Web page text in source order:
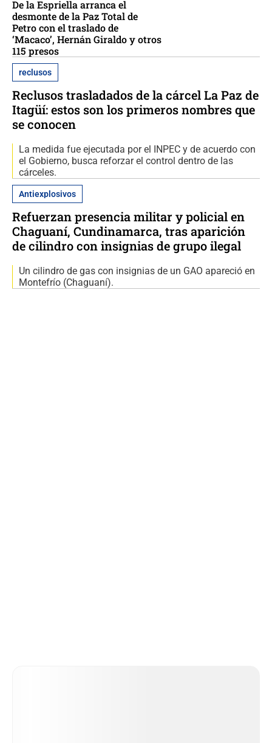
De la Espriella arranca el
desmonte de la Paz Total de
Petro con el traslado de
‘Macaco’, Hernán Giraldo y otros
115 presos
reclusos
Reclusos trasladados de la cárcel La Paz de
Itagüí: estos son los primeros nombres que
se conocen
La medida fue ejecutada por el INPEC y de acuerdo con
el Gobierno, busca reforzar el control dentro de las
cárceles.
Antiexplosivos
Refuerzan presencia militar y policial en
Chaguaní, Cundinamarca, tras aparición
de cilindro con insignias de grupo ilegal
Un cilindro de gas con insignias de un GAO apareció en
Montefrío (Chaguaní).